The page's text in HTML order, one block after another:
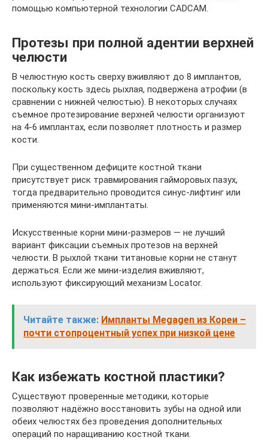
помощью компьютерной технологии CADCAM.
Протезы при полной адентии верхней
челюсти
В челюстную кость сверху вживляют до 8 имплантов,
поскольку кость здесь рыхлая, подвержена атрофии (в
сравнении с нижней челюстью). В некоторых случаях
съемное протезирование верхней челюсти организуют
на 4-6 имплантах, если позволяет плотность и размер
кости.
При существенном дефиците костной ткани
присутствует риск травмирования гайморовых пазух,
тогда предварительно проводится синус-лифтинг или
применяются мини-имплантаты.
Искусственные корни мини-размеров — не лучший
вариант фиксации съемных протезов на верхней
челюсти. В рыхлой ткани титановые корни не станут
держаться. Если же мини-изделия вживляют,
используют фиксирующий механизм Locator.
Читайте также: Импланты Megagen из Кореи –
почти стопроцентный успех при низкой цене
Как избежать костной пластики?
Существуют проверенные методики, которые
позволяют надёжно восстановить зубы на одной или
обеих челюстях без проведения дополнительных
операций по наращиванию костной ткани.